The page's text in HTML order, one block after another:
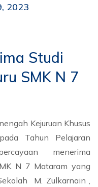
2023
Studi
SMK N 7
Kejuruan Khusus
Tahun Pelajaran
menerima
N 7 Mataram yang
M. Zulkarnain ,